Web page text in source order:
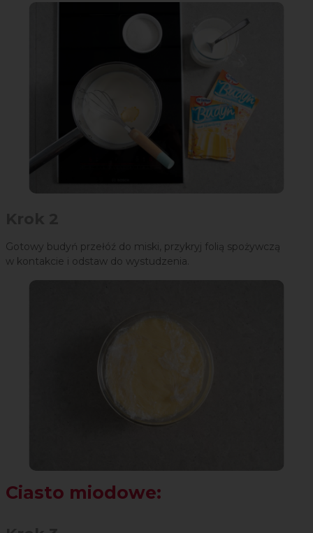
Gotowy budyń przełóź do miski, przykryj folią spożywczą
w kontakcie i odstaw do wystudzenia.
Ciasto miodowe: